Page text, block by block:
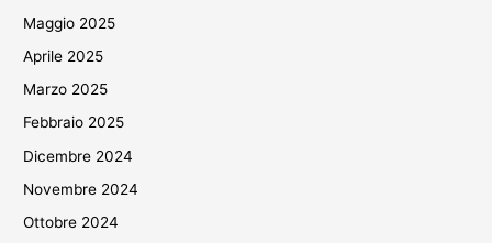
Maggio 2025
Aprile 2025
Marzo 2025
Febbraio 2025
Dicembre 2024
Novembre 2024
Ottobre 2024